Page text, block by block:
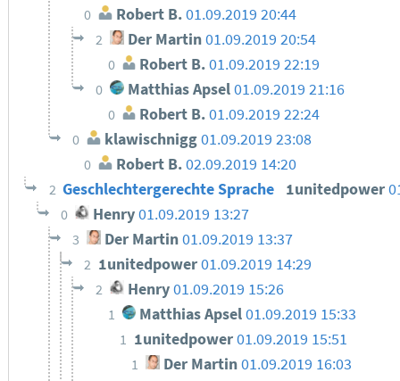
0 Robert B.01.09.2019 20:44
2 Der Martin01.09.2019 20:54
0 Robert B.01.09.2019 22:19
0 Matthias Apsel01.09.2019 21:16
0 Robert B.01.09.2019 22:24
0 klawischnigg01.09.2019 23:08
0 Robert B.02.09.2019 14:20
2 Geschlechtergerechte Sprache 1unitedpower
0 Henry 01.09.2019 13:27
3 Der Martin01.09.2019 13:37
2 1unitedpower01.09.2019 14:29
2 Henry01.09.2019 15:26
1 Matthias Apsel01.09.2019 15:33
1 1unitedpower01.09.2019 15:51
1 Der Martin01.09.2019 16:03